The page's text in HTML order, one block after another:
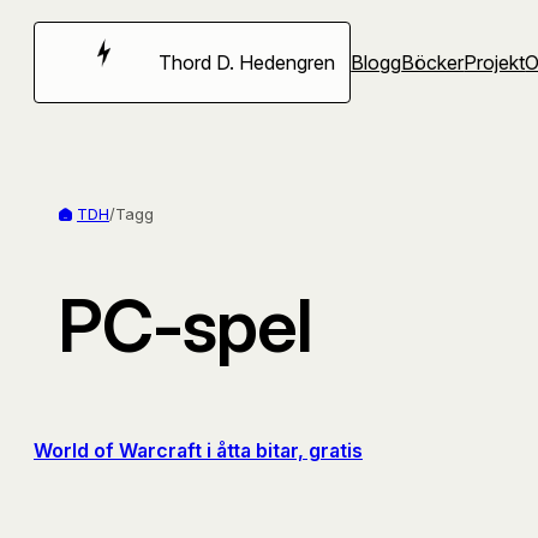
Hoppa
Thord D. Hedengren BloggBöckerProjekt
TDH/Tagg
PC-spel
World of Warcraft i åtta bitar, gratis